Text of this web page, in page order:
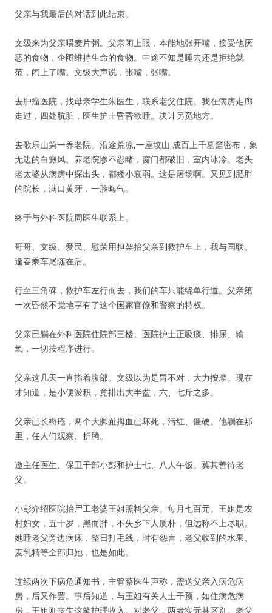
父亲与我最后的对话到此结束。
文级来为父亲喂麦片粥。父亲闭上眼，本能地张开嘴，接受他厌
恶的食物，企图维持生命的食物。中途不知是睡去还是拒绝就
范，闭上了嘴。文级大声说，张嘴，张嘴。
去肿瘤医院，找母亲学生朱医生，联系老父住院。我在病房走廊
走过，四处肮脏，医生护士昏昏欲睡。决计另觅地方。
去歌乐山第一养老院。沿途荒凉,一座坟山,成百上千墓窟密布，象
无边的白癜风。养老院惨不忍睹，窗门都破旧，室内冰冷。老头
老太婆从病房中探出头，都矮小衰弱。这是屠场啊。又见到肥胖
的院长，满口黄牙，一脸晦气。
终于与外科医院周医生联系上。
哥哥、文级、爱民、慰荣用担架抬父亲到救护车上，我与国联、
逢春乘车尾随在后。
行至三角碑，救护车左行而去，我们的车只能绕单行道。父亲第
一次昏然不觉地享有了这个国家官僚和警察的特权。
父亲已躺在外科医院住院部三楼。医院护士正吸痰、排尿、输
氧，一切按程序进行。
父亲这几天一直指着腹部。文级以为是胃不对，大力按摩。现在
才知道，是小便淤积，竟排出大半盆，六、七斤之多。
父亲已长褥疮，两个大脚趾拇血已坏死，污红、僵硬。他躺在那
里，任人们观察、折腾。
邀主任医生、保卫干部小彭和护士七、八人午饭。冀其善待老
父。
小彭介绍医院抬尸工老婆王姐照料父亲。每月七百元。王姐是农
村妇女，五十岁，黑而胖，不失乡下人质朴，但远称不上尽职。
她睡老父旁边病床，整日打毛线，时有怨言，老父收到的水果、
麦乳精等全部归她，也是如此。
连续两次下病危通知书，主管蔡医生声称，需送父亲入病危病
房，后又作罢。事后知道，与王姐有关人士干预，如住病危病
房，王姐则丧失这笔护理收入。对老父，两者实无甚区别。老父